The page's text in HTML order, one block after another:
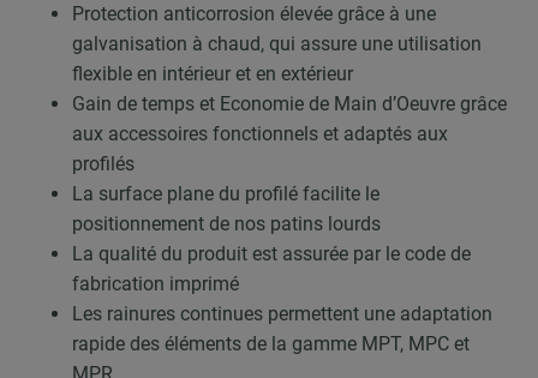
Protection anticorrosion élevée grâce à une
galvanisation à chaud, qui assure une utilisation
flexible en intérieur et en extérieur
Gain de temps et Economie de Main d’Oeuvre grâce
aux accessoires fonctionnels et adaptés aux
profilés
La surface plane du profilé facilite le
positionnement de nos patins lourds
La qualité du produit est assurée par le code de
fabrication imprimé
Les rainures continues permettent une adaptation
rapide des éléments de la gamme MPT, MPC et